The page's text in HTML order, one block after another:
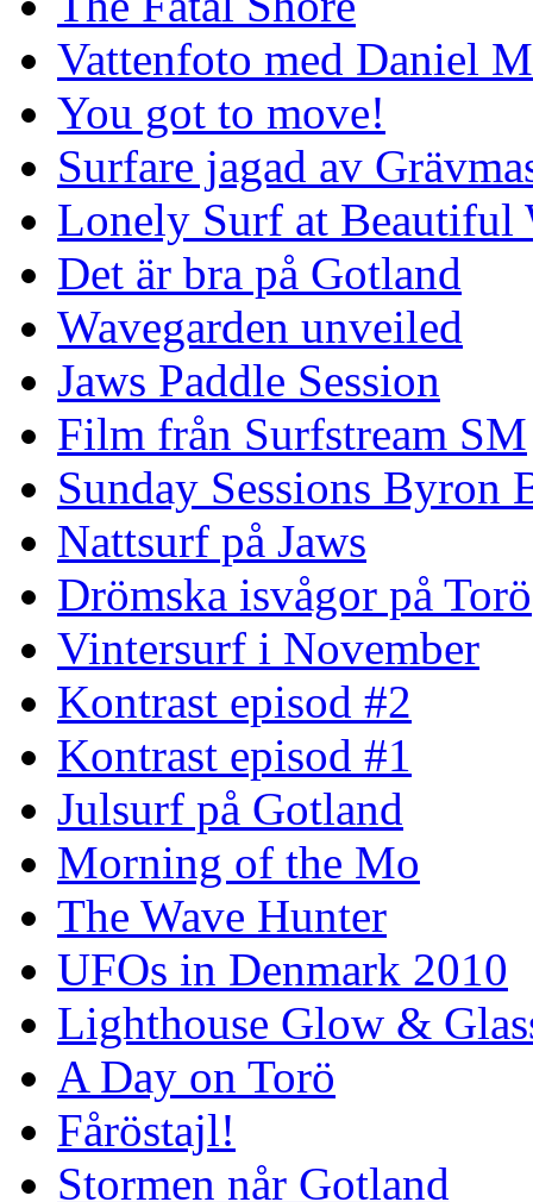
Vattenfoto med Daniel
You got to move!
Surfare jagad av
Lonely Surf at Beautiful
Det är bra på Gotland
Wavegarden unveiled
Jaws Paddle Session
Film från Surfstream SM
Sunday Sessions Byron
Nattsurf på Jaws
Drömska isvågor på Torö
Vintersurf i November
Kontrast episod #2
Kontrast episod #1
Julsurf på Gotland
Morning of the Mo
The Wave Hunter
UFOs in Denmark 2010
Lighthouse Glow &
A Day on Torö
Fåröstajl!
Stormen når Gotland